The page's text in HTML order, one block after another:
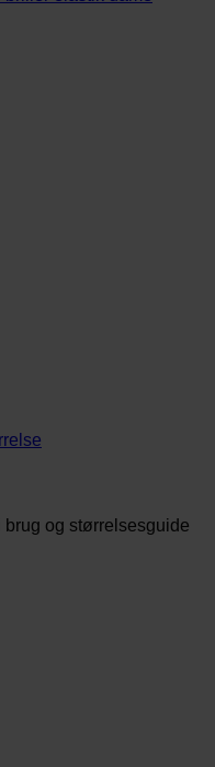
og størrelsesguide